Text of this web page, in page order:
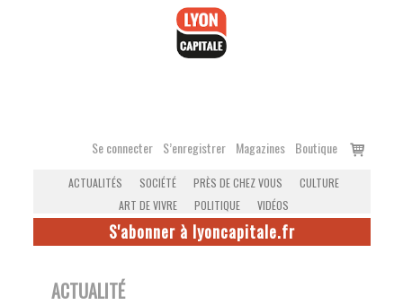
Se connecter S’enregistrer Magazines Boutique
Voir
ACTUALITÉS SOCIÉTÉ PRÈS DE CHEZ VOUS
CULTURE
ART DE VIVRE
POLITIQUE VIDÉOS
S'abonner à lyoncapitale.fr
ACTUALITÉ